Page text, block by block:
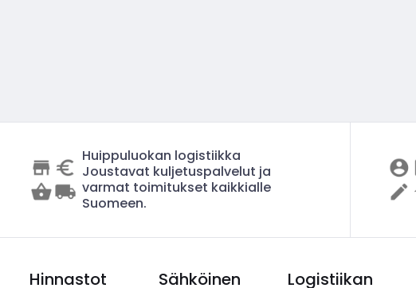
Huippuluokan logistiikka
Joustavat kuljetuspalvelut ja
varmat toimitukset kaikkialle
Suomeen.
Hinnastot
Sähköinen
Logistiikan